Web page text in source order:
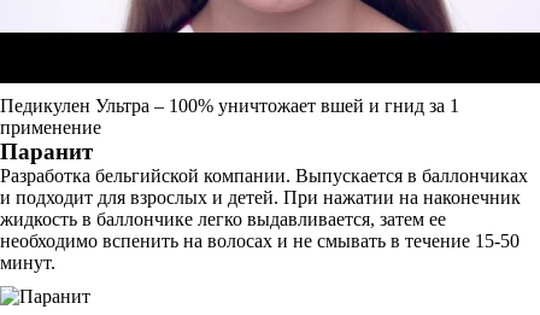
Педикулен Ультра – 100% уничтожает вшей и гнид за 1
применение
Паранит
Разработка бельгийской компании. Выпускается в баллончиках
и подходит для взрослых и детей. При нажатии на наконечник
жидкость в баллончике легко выдавливается, затем ее
необходимо вспенить на волосах и не смывать в течение 15-50
минут.